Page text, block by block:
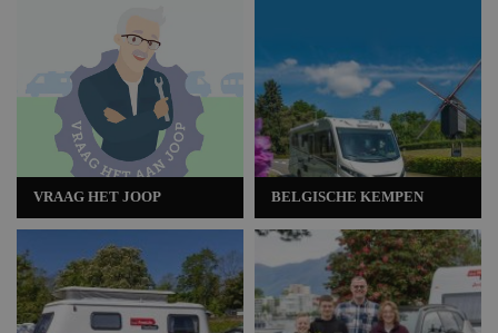
VRAAG HET JOOP BELGISCHE KEMPEN